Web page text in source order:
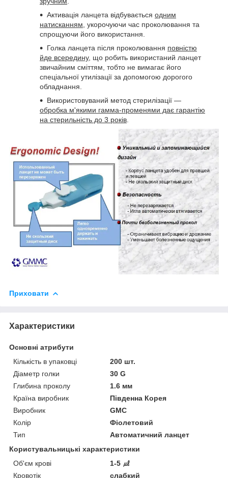
Активація ланцета відбувається одним
натисканням , укорочуючи час проколювання та
спрощуючи його використання.
Голка ланцета після проколювання повністю
йде всередину, що робить використаний ланцет
звичайним сміттям, тобто не вимагає його
спеціальної утилізації за допомогою дорогого
обладнання.
Використовуваний метод стерилізації —
обробка м'якими гамма-променями дає гарантію
на стерильність до 3 років
Приховати
Характеристики
Основні атрибути
Кількість в упаковці
200 шт.
Діаметр голки
30 G
Глибина проколу
1.6 мм
Країна виробник
Південна Корея
Виробник
GMC
Колір
Фіолетовий
Тип
Автоматичний ланцет
Користувальницькі характеристики
Об'єм крові
1-5 ㎕
Кровотік
слабкий